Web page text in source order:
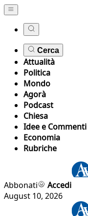
Cerca
Attualità
Politica
Mondo
Agorà
Podcast
Chiesa
Idee e Commenti
Economia
Rubriche
Abbonati
Accedi
August 10, 2026